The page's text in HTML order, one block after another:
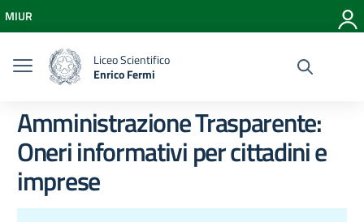
Vai al menu di navigazione
Vai al footer
MIUR
Liceo Scientifico
Enrico Fermi
Amministrazione Trasparente:
Oneri informativi per cittadini e
imprese